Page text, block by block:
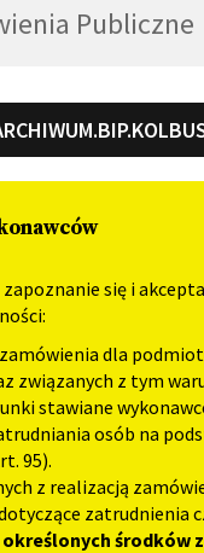
Publiczne
się i
dla
związanych z tym
stawiane
osób na
95).
z realizacją
zatrudnienia
środków